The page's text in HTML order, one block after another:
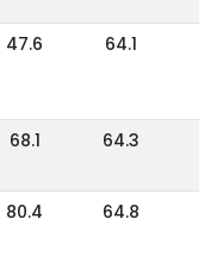
47.6 64.1
68.1 64.3
80.4 64.8